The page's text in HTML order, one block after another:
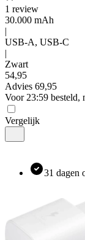
1 review
30.000 mAh
|
USB-A, USB-C
|
Zwart
54,95
Advies 69,95
Voor 23:59 besteld,
Vergelijk
31 dagen